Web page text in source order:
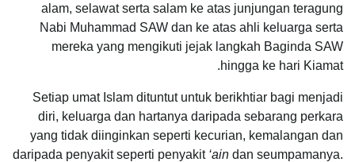
alam, selawat serta salam ke atas junjungan teragung
Nabi Muhammad SAW dan ke atas ahli keluarga serta
mereka yang mengikuti jejak langkah Baginda SAW
hingga ke hari Kiamat.
Setiap umat Islam dituntut untuk berikhtiar bagi menjadi
diri, keluarga dan hartanya daripada sebarang perkara
yang tidak diinginkan seperti kecurian, kemalangan dan
daripada penyakit seperti penyakit ‘ain dan seumpamanya.